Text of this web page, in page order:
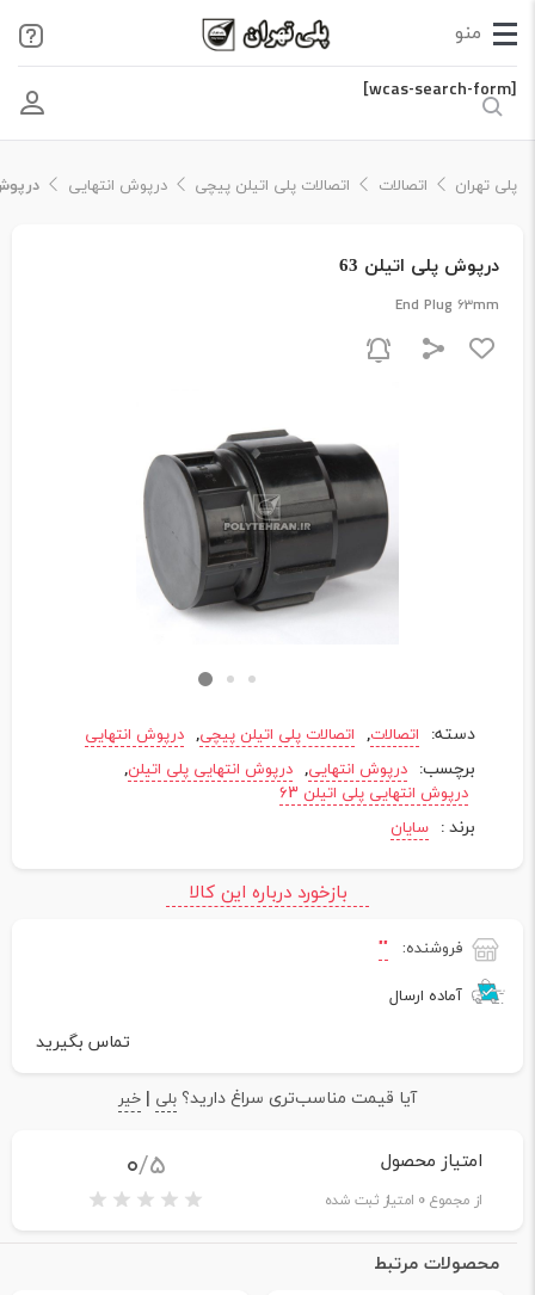
[wcas-search-form]
پلی تهران اتصالات اتصالات پلی اتیلن پیچی درپوش انتهایی
درپوش پلی اتیلن 63
End Plug 63mm
دسته: اتصالات, اتصالات پلی اتیلن پیچی, درپوش انتهایی
برچسب: درپوش انتهایی, درپوش انتهایی پلی اتیلن,
درپوش انتهایی پلی اتیلن 63
برند : سایان
بازخورد درباره این کالا
فروشنده: ""
آماده ارسال
تماس بگیرید
آیا قیمت مناسب‌تری سراغ دارید؟ بلی | خیر
امتیاز محصول
از مجموع0 امتیاز ثبت شده
۰/5
محصولات مرتبط